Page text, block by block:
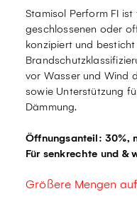
Stamisol Perform FI
geschlossenen oder
konzipiert und
vor Wasser und Wind
sowie Unterstützung
Dämmung.
Öffnungsanteil: 30%,
Für senkrechte und &
Größere Mengen